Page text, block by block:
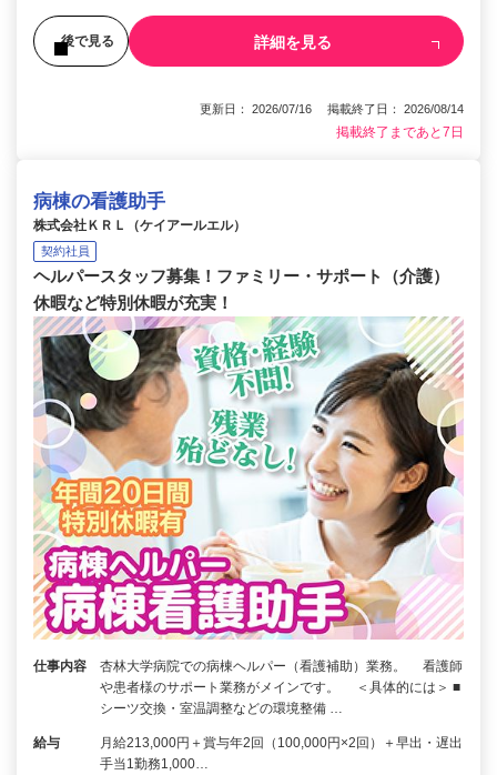
後で見る 詳細を見る
更新日： 2026/07/16 掲載終了日： 2026/08/14
掲載終了まであと7日
病棟の看護助手
株式会社ＫＲＬ（ケイアールエル）
契約社員
ヘルパースタッフ募集！ファミリー・サポート（介護）
休暇など特別休暇が充実！
仕事内容
杏林大学病院での病棟ヘルパー（看護補助）業務。 看護師
や患者様のサポート業務がメインです。 ＜具体的には＞ ■
シーツ交換・室温調整などの環境整備 …
給与
月給213,000円＋賞与年2回（100,000円×2回）＋早出・遅出
手当1勤務1,000…